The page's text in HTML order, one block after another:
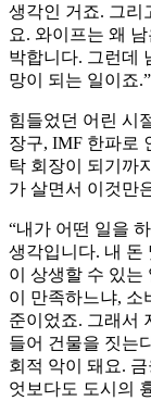
생각인 거죠. 그리
요. 와이프는 왜
박합니다. 그런데
망이 되는 일이죠.”
힘들었던 어린 시
장구, IMF 한파로
탁 회장이 되기까
가 살면서 이것만
“내가 어떤 일을
생각입니다. 내 돈
이 상생할 수 있는
이 만족하느냐, 소
준이었죠. 그래서
들어 건물을 짓는
회적 악이 돼요.
엇보다도 도시의